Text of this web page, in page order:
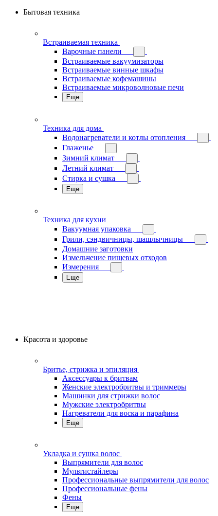
Бытовая техника
Встраиваемая техника
Варочные панели
Встраиваемые вакуумизаторы
Встраиваемые винные шкафы
Встраиваемые кофемашины
Встраиваемые микроволновые печи
Еще
Техника для дома
Водонагреватели и котлы отопления
Глаженье
Зимний климат
Летний климат
Стирка и сушка
Еще
Техника для кухни
Вакуумная упаковка
Грили, сэндвичницы, шашлычницы
Домашние заготовки
Измельчение пищевых отходов
Измерения
Еще
Красота и здоровье
Бритье, стрижка и эпиляция
Аксессуары к бритвам
Женские электробритвы и триммеры
Машинки для стрижки волос
Мужские электробритвы
Нагреватели для воска и парафина
Еще
Укладка и сушка волос
Выпрямители для волос
Мультистайлеры
Профессиональные выпрямители для волос
Профессиональные фены
Фены
Еще